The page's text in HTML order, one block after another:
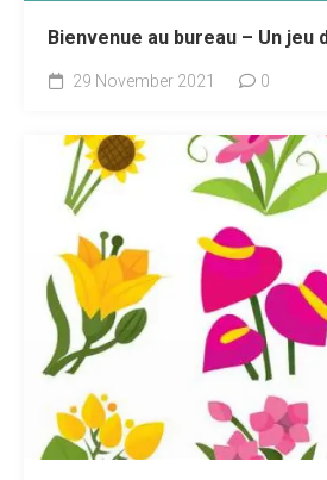
Bienvenue au bureau – Un jeu
29 November 2021 0